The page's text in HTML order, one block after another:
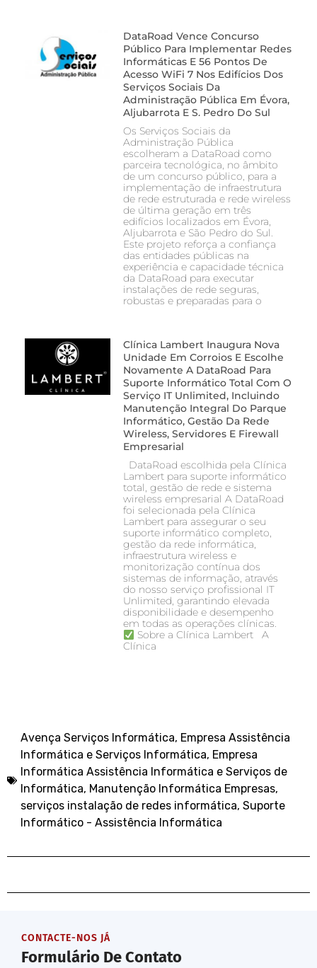
DataRoad Vence Concurso
Público Para Implementar Redes
Informáticas E 56 Pontos De
Acesso WiFi 7 Nos Edifícios Dos
Serviços Sociais Da
Administração Pública Em Évora,
Aljubarrota E S. Pedro Do Sul
Os Serviços Sociais da
Administração Pública
escolheram a DataRoad como
parceira tecnológica, no âmbito
de um concurso público, para a
implementação de infraestrutura
de rede estruturada e rede wireless
de última geração em três
edifícios localizados em Évora,
Aljubarrota e São Pedro do Sul.
Este projeto reforça a confiança
das entidades públicas na
experiência e capacidade técnica
da DataRoad para executar
instalações de rede seguras,
robustas e preparadas para o
Clínica Lambert Inaugura Nova
Unidade Em Corroios E Escolhe
Novamente A DataRoad Para
Suporte Informático Total Com O
Serviço IT Unlimited, Incluindo
Manutenção Integral Do Parque
Informático, Gestão Da Rede
Wireless, Servidores E Firewall
Empresarial
DataRoad escolhida pela Clínica
Lambert para suporte informático
total, gestão de rede e sistema
wireless empresarial A DataRoad
foi selecionada pela Clínica
Lambert para assegurar o seu
suporte informático completo,
gestão da rede informática,
infraestrutura wireless e
monitorização contínua dos
sistemas de informação, através
do nosso serviço profissional IT
Unlimited, garantindo elevada
disponibilidade e desempenho
em todas as operações clínicas.
Sobre a Clínica Lambert A
Clínica
Avença Serviços Informática, Empresa Assistência
Informática e Serviços Informática, Empresa
Informática Assistência Informática e Serviços de
Informática, Manutenção Informática Empresas,
serviços instalação de redes informática, Suporte
Informático - Assistência Informática
CONTACTE-NOS JÁ
Formulário De Contato